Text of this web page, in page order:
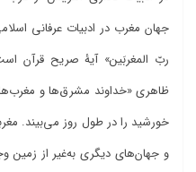
جهان مغرب در ادبیات عرفانی
ربّ المغربَین» آیۀ صریح قرآن
ظاهری «خداوند مشرقها و مغرب
خورشید را در طول روز میبیند.
و جهانهای دیگری بهغیر از زمین